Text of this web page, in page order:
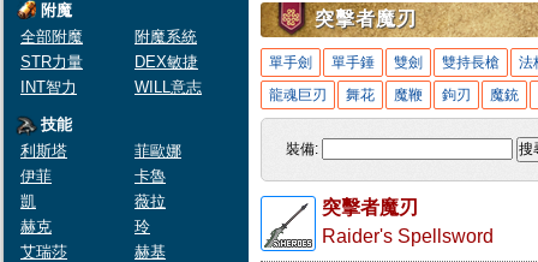
附魔
全部附魔
附魔系統
STR力量
DEX敏捷
INT智力
WILL意志
技能
利斯塔
菲歐娜
伊菲
卡魯
凱
薇拉
赫克
玲
艾瑞莎
赫基
突擊者魔刃
單手劍 單手錘 雙劍 雙持長槍
法
龍魂巨刃
舞花 魔鞭 鉤刃 魔銃
裝備: 搜
突擊者魔刃
Raider's Spellsword